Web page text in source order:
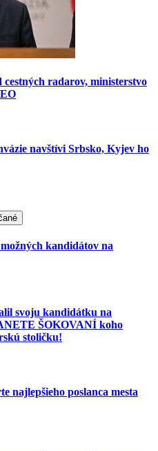
radarov, ministerstvo
navštívi Srbsko, Kyjev ho
kandidátov na
svoju kandidátku na
ŠOKOVANÍ koho
stoličku!
najlepšieho poslanca mesta